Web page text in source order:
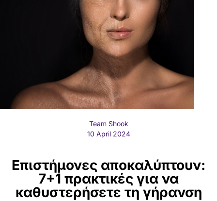
Team Shook
10 April 2024
Επιστήμονες αποκαλύπτουν:
7+1 πρακτικές για να
καθυστερήσετε τη γήρανση